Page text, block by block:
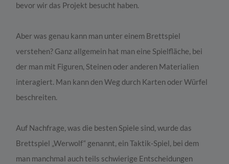
bevor wir das Projekt besucht haben.
Aber was genau kann man unter einem Brettspiel
verstehen? Ganz allgemein hat man eine Spielfläche, bei
der man mit Figuren, Steinen oder anderen Materialien
interagiert. Man kann den Weg durch Karten oder Würfel
beschreiten.
Auf Nachfrage, was die besten Spiele sind, wurde das
Brettspiel „Werwolf“ genannt, ein Taktik-Spiel, bei dem
man manchmal auch teils schwierige Entscheidungen